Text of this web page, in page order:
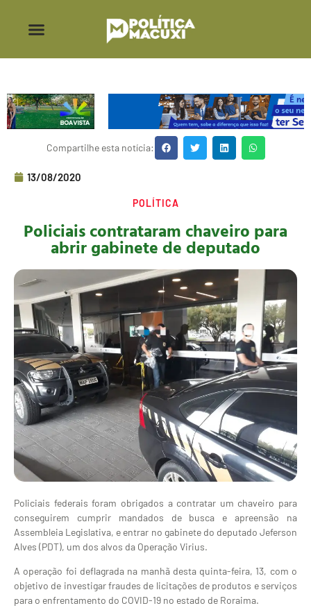
Compartilhe esta notícia:
13/08/2020
POLÍTICA
Policiais contrataram chaveiro para
abrir gabinete de deputado
Policiais federais foram obrigados a contratar um chaveiro para
conseguirem cumprir mandados de busca e apreensão na
Assembleia Legislativa, e entrar no gabinete do deputado Jeferson
Alves (PDT), um dos alvos da Operação Virius.
A operação foi deflagrada na manhã desta quinta-feira, 13, com o
objetivo de investigar fraudes de licitações de produtos e serviços
para o enfrentamento do COVID-19 no estado de Roraima.